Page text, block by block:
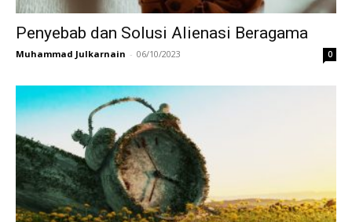
Penyebab dan Solusi Alienasi Beragama
Muhammad Julkarnain - 06/10/2023 0